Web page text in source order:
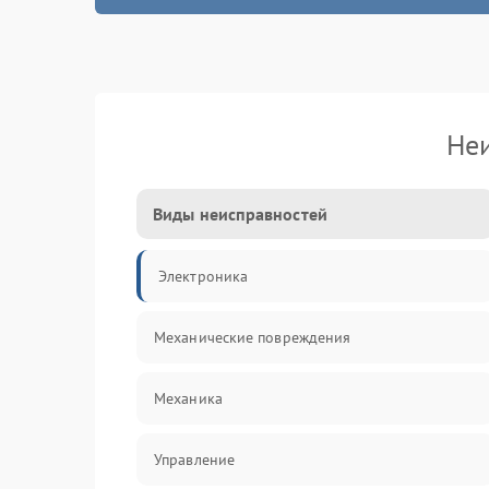
Виды неисправностей
Электроника
Механические повреждения
Механика
Управление